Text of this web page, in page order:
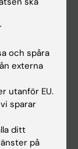
och spåra
externa
utanför EU.
sparar
ditt
på